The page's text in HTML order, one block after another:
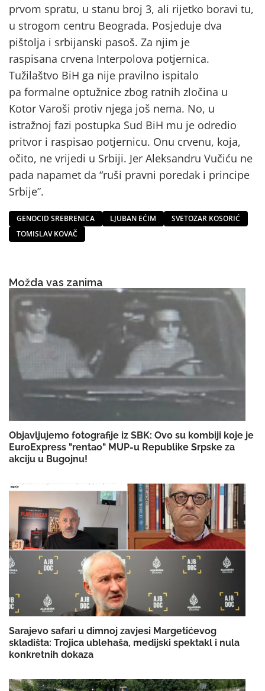
prvom spratu, u stanu broj 3, ali rijetko boravi tu,
u strogom centru Beograda. Posjeduje dva
pištolja i srbijanski pasoš. Za njim je
raspisana crvena Interpolova potjernica.
Tužilaštvo BiH ga nije pravilno ispitalo
pa formalne optužnice zbog ratnih zločina u
Kotor Varoši protiv njega još nema. No, u
istražnoj fazi postupka Sud BiH mu je odredio
pritvor i raspisao potjernicu. Onu crvenu, koja,
očito, ne vrijedi u Srbiji. Jer Aleksandru Vučiću ne
pada napamet da “ruši pravni poredak i principe
Srbije”.
GENOCID SREBRENICA LJUBAN EĆIM
SVETOZAR KOSORIĆ
TOMISLAV KOVAČ
Možda vas zanima
Objavljujemo fotografije iz SBK: Ovo su kombiji koje je
EuroExpress "rentao" MUP-u Republike Srpske za
akciju u Bugojnu!
Sarajevo safari u dimnoj zavjesi Margetićevog
skladišta: Trojica ublehaša, medijski spektakl i nula
konkretnih dokaza